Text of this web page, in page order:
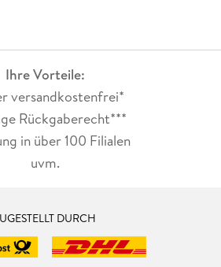
Ihre Vorteile:
versandkostenfrei*
Rückgaberecht***
in über 100 Filialen
uvm.
DURCH